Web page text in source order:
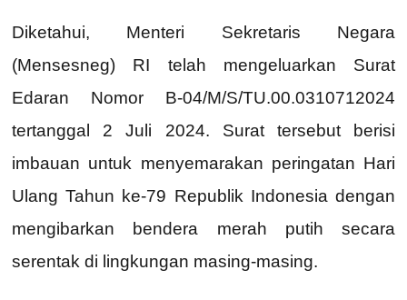
Diketahui, Menteri Sekretaris Negara
(Mensesneg) RI telah mengeluarkan Surat
Edaran Nomor B-04/M/S/TU.00.0310712024
tertanggal 2 Juli 2024. Surat tersebut berisi
imbauan untuk menyemarakan peringatan Hari
Ulang Tahun ke-79 Republik Indonesia dengan
mengibarkan bendera merah putih secara
serentak di lingkungan masing-masing.